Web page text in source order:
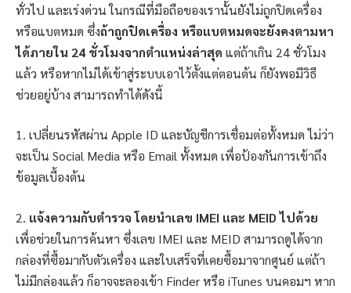
ทั่วไป และเร่งด่วน ในกรณีที่มือถือของเรานั้นยังไม่ถูกปิดเครื่อง
หรือแบตหมด ซึ่งถ้าถูกปิดเครื่อง หรือแบตหมดจะยังคงตามหา
ได้ภายใน 24 ชั่วโมงจากตำแหน่งล่าสุด แต่ถ้าเกิน 24 ชั่วโมง
แล้ว หรือหากไม่ได้เข้าสู่ระบบเอาไว้ตั้งแต่ตอนต้น ก็ยังพอมีวิธี
ช่วยอยู่บ้าง สามารถทำได้ดังนี้
1. เปลี่ยนรหัสผ่าน Apple ID และบัญชีการเชื่อมต่อทั้งหมด ไม่ว่า
จะเป็น Social Media หรือ Email ทั้งหมด เพื่อป้องกันการเข้าถึง
ข้อมูลเบื้องต้น
2. แจ้งความกับตำรวจ โดยนำเลข IMEI และ MEID ไปด้วย
เพื่อช่วยในการค้นหา ซึ่งเลข IMEI และ MEID สามารถดูได้จาก
กล่องที่ซื้อมากับตัวเครื่อง และใบเสร็จที่เคยซื้อมาจากศูนย์ แต่ถ้า
ไม่มีกล่องแล้ว ก็อาจจะลองเข้า Finder หรือ iTunes บนคอมฯ หาก